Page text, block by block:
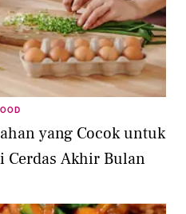
yang Cocok untuk
Cerdas Akhir Bulan